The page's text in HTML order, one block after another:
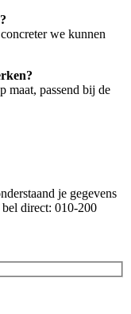
we kunnen
maat, passend bij de
je gegevens
direct: 010-200